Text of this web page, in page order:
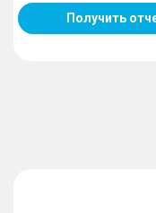
Получить